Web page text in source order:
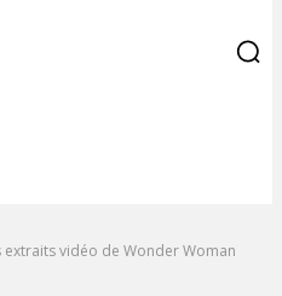
extraits vidéo de Wonder Woman